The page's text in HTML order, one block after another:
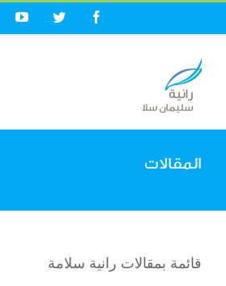
to
content
Facebook
Twitter
المقالات
قائمة بمقالات رانية سلامة
الوزير الضرير